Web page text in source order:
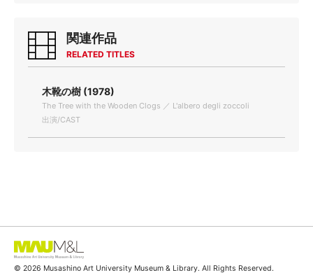
関連作品
RELATED TITLES
木靴の樹 (1978)
The Tree with the Wooden Clogs ／ L'albero degli zoccoli
出演/CAST
© 2026 Musashino Art University Museum & Library. All Rights Reserved.